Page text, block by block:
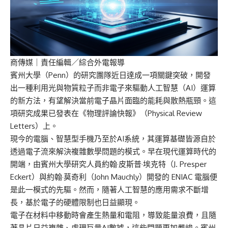
商傳媒 ｜責任編輯／綜合外電報導
賓州大學（Penn）的研究團隊近日達成一項關鍵突破，開發
出一種利用光與物質粒子而非電子來驅動人工智慧（AI）運算
的新方法，有望解決當前電子晶片面臨的能耗與散熱瓶頸。這
項研究成果已發表在《物理評論快報》（Physical Review
Letters）上。
現今的電腦、智慧型手機乃至於AI系統，其運算基礎皆源自於
透過電子流來解決複雜數學問題的模式。早在現代運算時代的
開端，由賓州大學研究人員約翰·皮斯普·埃克特（J. Presper
Eckert）與約翰·莫奇利（John Mauchly）開發的 ENIAC 電腦便
是此一模式的先驅。然而，隨著人工智慧的應用需求不斷增
長，基於電子的硬體限制也日益顯現。
電子在材料中移動時會產生熱量和電阻，導致能量浪費，且隨